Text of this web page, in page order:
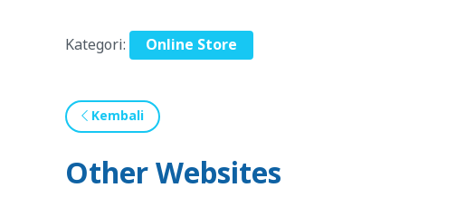
Kategori: Online Store
Kembali
Other Websites